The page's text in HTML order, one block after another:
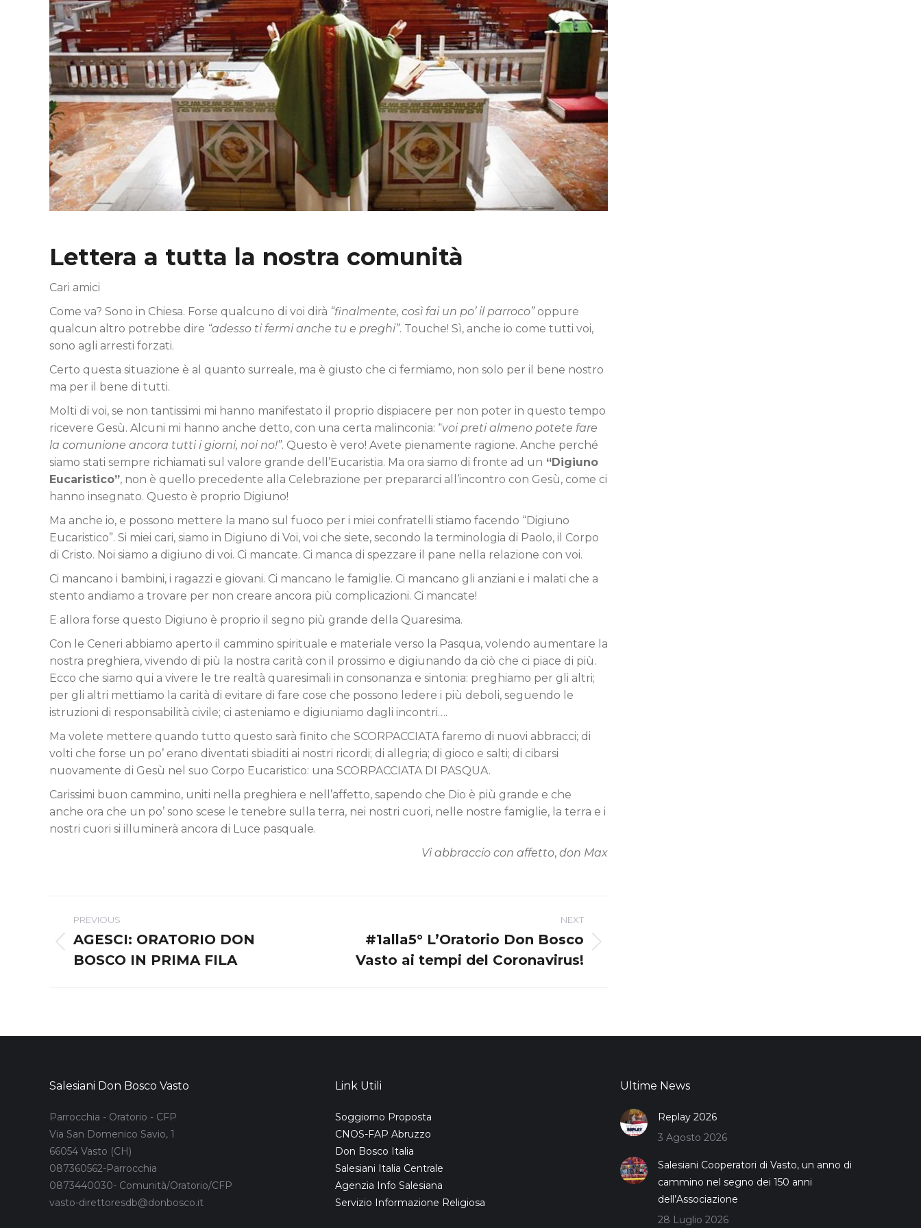
Lettera a tutta la nostra comunità
Cari amici
Come va? Sono in Chiesa. Forse qualcuno di voi dirà “finalmente, così fai un po’ il parroco”oppure
qualcun altro potrebbe dire “adesso ti fermi anche tu e preghi”. Touche! Sì, anche io come tutti voi,
sono agli arresti forzati.
Certo questa situazione è al quanto surreale, ma è giusto che ci fermiamo, non solo per il bene nostro
ma per il bene di tutti.
Molti di voi, se non tantissimi mi hanno manifestato il proprio dispiacere per non poter in questo tempo
ricevere Gesù. Alcuni mi hanno anche detto, con una certa malinconia: “voi preti almeno potete fare
la comunione ancora tutti i giorni, noi no!”. Questo è vero! Avete pienamente ragione. Anche perché
siamo stati sempre richiamati sul valore grande dell’Eucaristia. Ma ora siamo di fronte ad un “Digiuno
Eucaristico”, non è quello precedente alla Celebrazione per prepararci all’incontro con Gesù, come ci
hanno insegnato. Questo è proprio Digiuno!
Ma anche io, e possono mettere la mano sul fuoco per i miei confratelli stiamo facendo “Digiuno
Eucaristico”. Si miei cari, siamo in Digiuno di Voi, voi che siete, secondo la terminologia di Paolo, il Corpo
di Cristo. Noi siamo a digiuno di voi. Ci mancate. Ci manca di spezzare il pane nella relazione con voi.
Ci mancano i bambini, i ragazzi e giovani. Ci mancano le famiglie. Ci mancano gli anziani e i malati che a
stento andiamo a trovare per non creare ancora più complicazioni. Ci mancate!
E allora forse questo Digiuno è proprio il segno più grande della Quaresima.
Con le Ceneri abbiamo aperto il cammino spirituale e materiale verso la Pasqua, volendo aumentare la
nostra preghiera, vivendo di più la nostra carità con il prossimo e digiunando da ciò che ci piace di più.
Ecco che siamo qui a vivere le tre realtà quaresimali in consonanza e sintonia: preghiamo per gli altri;
per gli altri mettiamo la carità di evitare di fare cose che possono ledere i più deboli, seguendo le
istruzioni di responsabilità civile; ci asteniamo e digiuniamo dagli incontri….
Ma volete mettere quando tutto questo sarà finito che SCORPACCIATA faremo di nuovi abbracci; di
volti che forse un po’ erano diventati sbiaditi ai nostri ricordi; di allegria; di gioco e salti; di cibarsi
nuovamente di Gesù nel suo Corpo Eucaristico: una SCORPACCIATA DI PASQUA.
Carissimi buon cammino, uniti nella preghiera e nell’affetto, sapendo che Dio è più grande e che
anche ora che un po’ sono scese le tenebre sulla terra, nei nostri cuori, nelle nostre famiglie, la terra e i
nostri cuori si illuminerà ancora di Luce pasquale.
Vi abbraccio con affetto, don Max
Post
navigation
PREVIOUS
post:
AGESCI: ORATORIO DON
BOSCO IN PRIMA FILA
NEXT
post:
#1alla5° L’Oratorio Don Bosco
Vasto ai tempi del Coronavirus!
Salesiani Don Bosco Vasto
Parrocchia - Oratorio - CFP
Via San Domenico Savio, 1
66054 Vasto (CH)
087360562-Parrocchia
0873440030- Comunità/Oratorio/CFP
vasto-direttoresdb@donbosco.it
Link Utili
Soggiorno Proposta
CNOS-FAP Abruzzo
Don Bosco Italia
Salesiani Italia Centrale
Agenzia Info Salesiana
Servizio Informazione Religiosa
Ultime News
Replay 2026
3 Agosto 2026
Salesiani Cooperatori di Vasto, un anno di
cammino nel segno dei 150 anni
dell’Associazione
28 Luglio 2026